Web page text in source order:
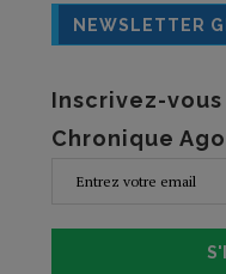
NEWSLETTER
Inscrivez-
Chronique